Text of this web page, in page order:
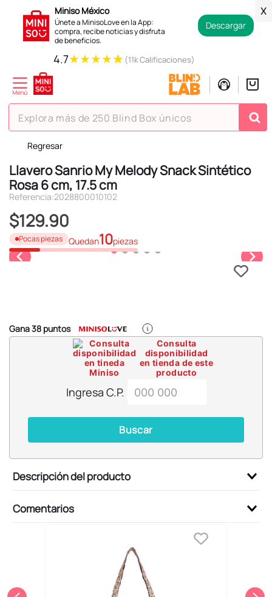
Miniso México
Únete a MinisoLove en la App:
compra, recibe noticias y disfruta
de beneficios.
Descargar
X
4.7★★★★★ (11k Calificaciones)
Explora más de 250 Blind Box únicos
Regresar
Llavero Sanrio My Melody Snack Sintético
Rosa 6 cm, 17.5 cm
Referencia:2028800010102
$129.90
Pocas piezas Quedan10piezas
Gana38 puntos
Consulta
disponibilidad
en tienda de este
producto
Ingresa C.P.
Buscar
Descripción del producto
Comentarios
TÉRMINOS MÁS BUSCADOS
1.
hello kitty
2.
spiderman
3
peluche
4.
osito cariñosito
5.
blind box
9.
toy story